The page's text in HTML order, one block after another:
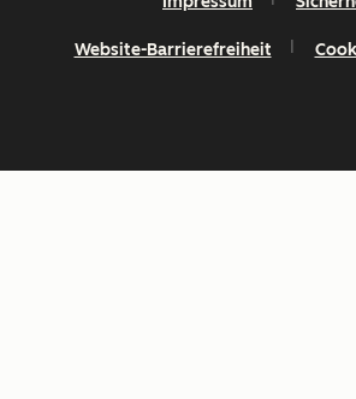
Website-Barrierefreiheit